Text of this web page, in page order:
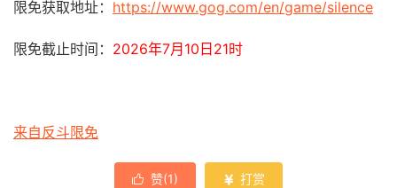
限免获取地址： https://www.gog.com/en/game/silence
限免截止时间： 2026年7月10日21时
来自反斗限免
 赞(1)  打赏